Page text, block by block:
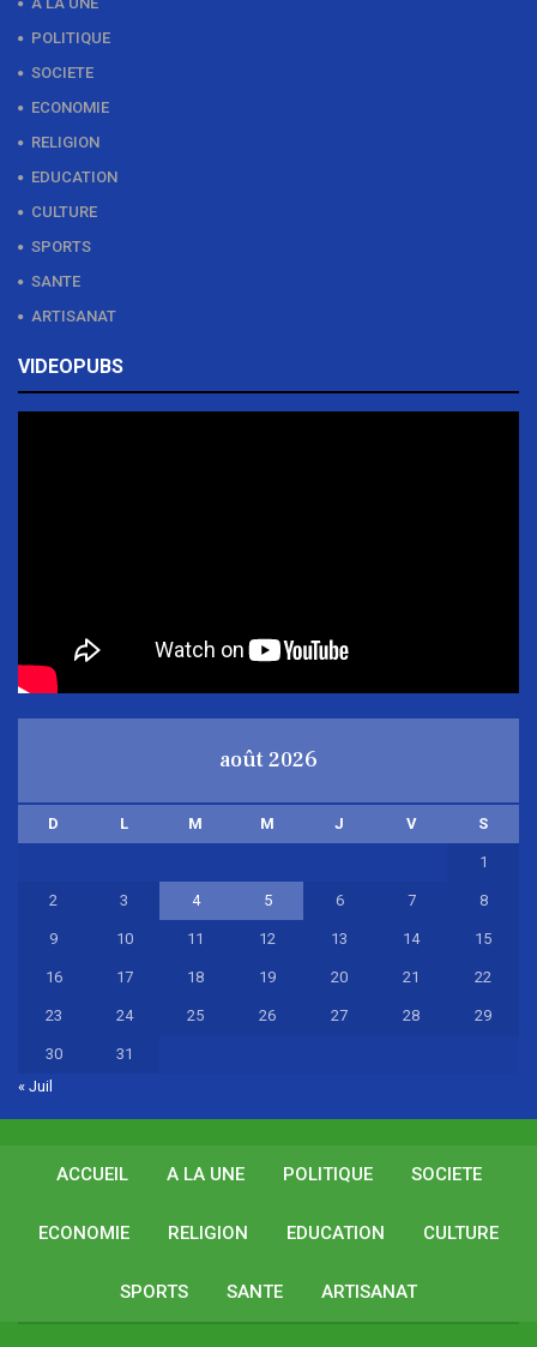
POLITIQUE
SOCIETE
ECONOMIE
RELIGION
EDUCATION
CULTURE
SPORTS
SANTE
ARTISANAT
VIDEOPUBS
août 2026
D L M M J V S
1
2 3 4 5 6 7 8
9 10 11 12 13 14 15
16 17 18 19 20 21 22
23 24 25 26 27 28 29
30
31
« Juil
ACCUEIL A LA UNE POLITIQUE SOCIETE
ECONOMIE RELIGION EDUCATION CULTURE
SPORTS SANTE ARTISANAT